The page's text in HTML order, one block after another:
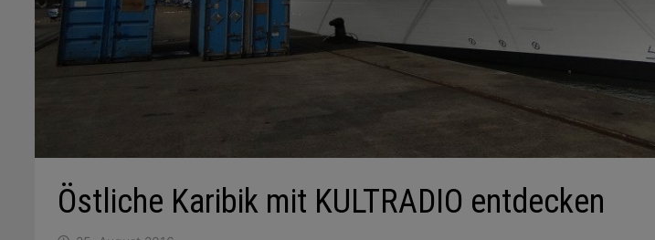
Östliche Karibik mit KULTRADIO entdecken